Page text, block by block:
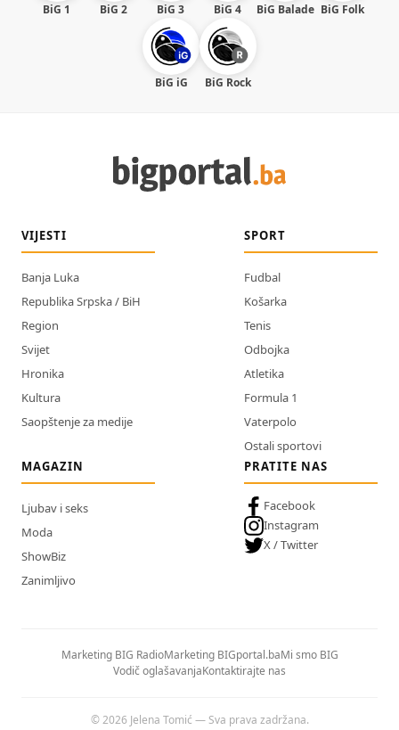
BiG 1 BiG 2 BiG 3 BiG 4 BiG Balade BiG Folk
BiG iG BiG Rock
VIJESTI
Banja Luka
Republika Srpska / BiH
Region
Svijet
Hronika
Kultura
Saopštenje za medije
SPORT
Fudbal
Košarka
Tenis
Odbojka
Atletika
Formula 1
Vaterpolo
Ostali sportovi
MAGAZIN
Ljubav i seks
Moda
ShowBiz
Zanimljivo
PRATITE NAS
Facebook
Instagram
X / Twitter
Marketing BIG RadioMarketing BIGportal.baMi smo BIG
Vodič oglašavanjaKontaktirajte nas
© 2026 Jelena Tomić — Sva prava zadržana.